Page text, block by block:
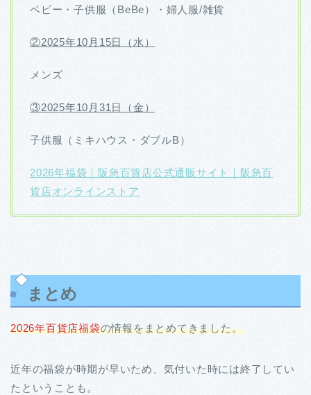
ベビー・子供服（BeBe）・婦人服/雑貨
②2025年10月15日（水）
メンズ
③2025年10月31日（金）
子供服（ミキハウス・ダブルB）
2026年福袋｜阪急百貨店公式通販サイト｜阪急百
貨店オンラインストア
まとめ
2026年百貨店福袋の情報をまとめてきました。
近年の福袋が時期が早いため、気付いた時には終了してい
たということも。